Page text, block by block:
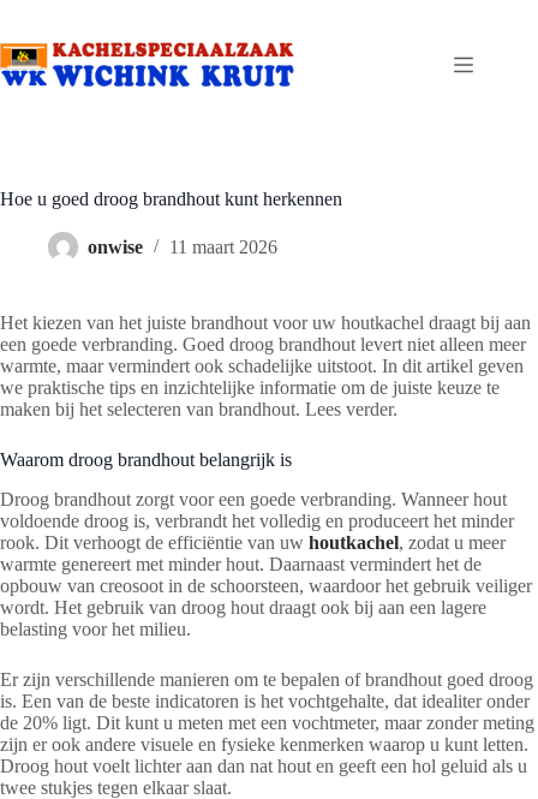
de
inhoud
Hoe u goed droog brandhout kunt herkennen
onwise 11 maart 2026
Het kiezen van het juiste brandhout voor uw houtkachel draagt bij aan
een goede verbranding. Goed droog brandhout levert niet alleen meer
warmte, maar vermindert ook schadelijke uitstoot. In dit artikel geven
we praktische tips en inzichtelijke informatie om de juiste keuze te
maken bij het selecteren van brandhout. Lees verder.
Waarom droog brandhout belangrijk is
Droog brandhout zorgt voor een goede verbranding. Wanneer hout
voldoende droog is, verbrandt het volledig en produceert het minder
rook. Dit verhoogt de efficiëntie van uw houtkachel, zodat u meer
warmte genereert met minder hout. Daarnaast vermindert het de
opbouw van creosoot in de schoorsteen, waardoor het gebruik veiliger
wordt. Het gebruik van droog hout draagt ook bij aan een lagere
belasting voor het milieu.
Er zijn verschillende manieren om te bepalen of brandhout goed droog
is. Een van de beste indicatoren is het vochtgehalte, dat idealiter onder
de 20% ligt. Dit kunt u meten met een vochtmeter, maar zonder meting
zijn er ook andere visuele en fysieke kenmerken waarop u kunt letten.
Droog hout voelt lichter aan dan nat hout en geeft een hol geluid als u
twee stukjes tegen elkaar slaat.